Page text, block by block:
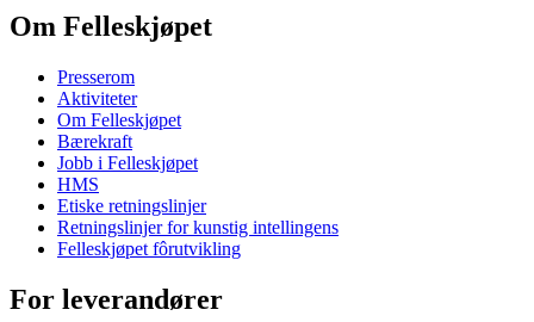
Om Felleskjøpet
Presserom
Aktiviteter
Om Felleskjøpet
Bærekraft
Jobb i Felleskjøpet
HMS
Etiske retningslinjer
Retningslinjer for kunstig intellingens
Felleskjøpet fôrutvikling
For leverandører